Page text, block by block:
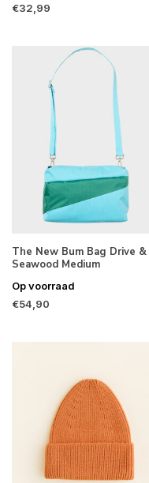
€32,99
The New Bum Bag Drive &
Seawood Medium
Op voorraad
€54,90